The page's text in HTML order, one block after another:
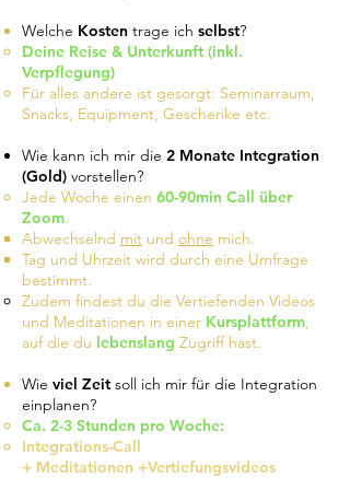
Welche Kosten trage ich selbst?
Deine Reise & Unterkunft (inkl.
Verpflegung)
Für alles andere ist gesorgt: Seminarraum,
Snacks, Equipment, Geschenke etc.
Wie kann ich mir die 2 Monate Integration
(Gold) vorstellen?
Jede Woche einen 60-90min Call über
Zoom.
Abwechselnd mit und ohne mich.
Tag und Uhrzeit wird durch eine Umfrage
bestimmt.
Zudem findest du die Vertiefenden Videos
und Meditationen in einer Kursplattform,
auf die du lebenslang Zugriff hast.
Wie viel Zeit soll ich mir für die Integration
einplanen?
Ca. 2-3 Stunden pro Woche:
Integrations-Call
+ Meditationen +Vertiefungsvideos